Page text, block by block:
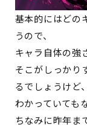
基本的にはどの
うので、
キャラ自体の強
そこがしっかり
るでしょうけど、
わかっていても
ちなみに昨年ま